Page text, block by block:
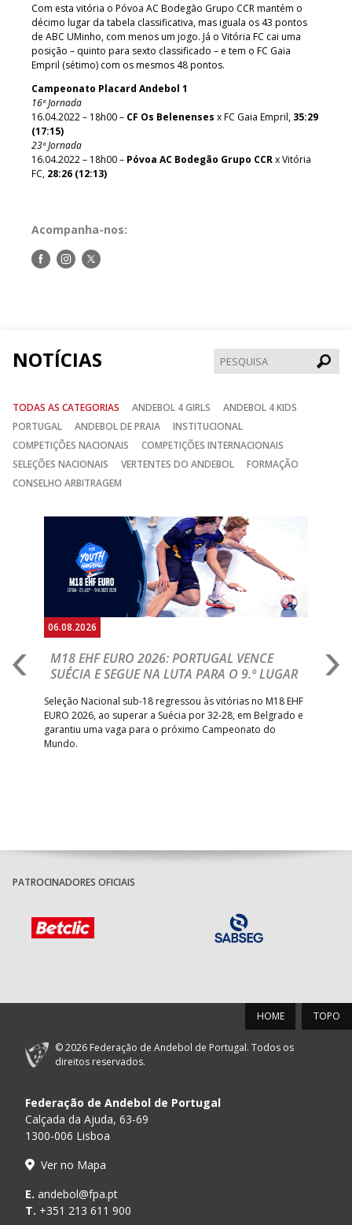
Com esta vitória o Póvoa AC Bodegão Grupo CCR mantém o
décimo lugar da tabela classificativa, mas iguala os 43 pontos
de ABC UMinho, com menos um jogo. Já o Vitória FC cai uma
posição – quinto para sexto classificado – e tem o FC Gaia
Empril (sétimo) com os mesmos 48 pontos.
Campeonato Placard Andebol 1
16ª Jornada
16.04.2022 – 18h00 – CF Os Belenenses x FC Gaia Empril, 35:29
(17:15)
23ª Jornada
16.04.2022 – 18h00 – Póvoa AC Bodegão Grupo CCRx Vitória
FC, 28:26 (12:13)
Acompanha-nos:
Siga-Siga-Siga-
NOTÍCIAS
TODAS AS CATEGORIAS ANDEBOL 4 GIRLS
ANDEBOL 4 KIDS
PORTUGAL
ANDEBOL DE PRAIA
INSTITUCIONAL
COMPETIÇÕES NACIONAIS
COMPETIÇÕES INTERNACIONAIS
SELEÇÕES NACIONAIS
VERTENTES DO ANDEBOL
FORMAÇÃO
CONSELHO ARBITRAGEM
06.08.2026
M18 EHF EURO 2026: PORTUGAL VENCE
SUÉCIA E SEGUE NA LUTA PARA O 9.º LUGAR
Seleção Nacional sub-18 regressou às vitórias no M18 EHF
EURO 2026, ao superar a Suécia por 32-28, em Belgrado e
garantiu uma vaga para o próximo Campeonato do
Mundo.
PATROCINADORES OFICIAIS
TOPO
HOME
© 2026 Federação de Andebol de Portugal. Todos os
direitos reservados.
Federação de Andebol de Portugal
Calçada da Ajuda, 63-69
1300-006 Lisboa
Ver no Mapa
E. andebol@fpa.pt
T. +351 213 611 900